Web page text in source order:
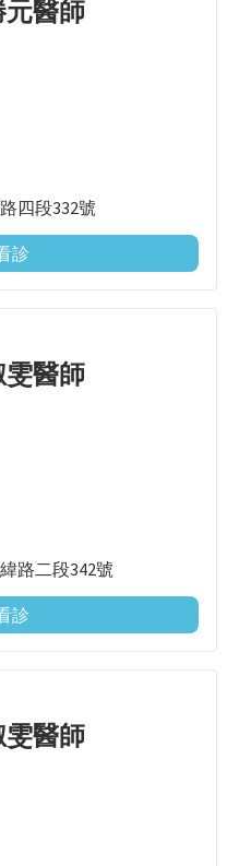
醫師
四段332號
診
醫師
路二段342號
診
醫師